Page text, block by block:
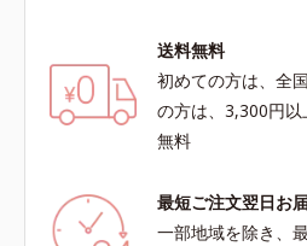
送料無料
初めての方は、全
の方は、3,300円
無料
最短ご注文翌日お
一部地域を除き、